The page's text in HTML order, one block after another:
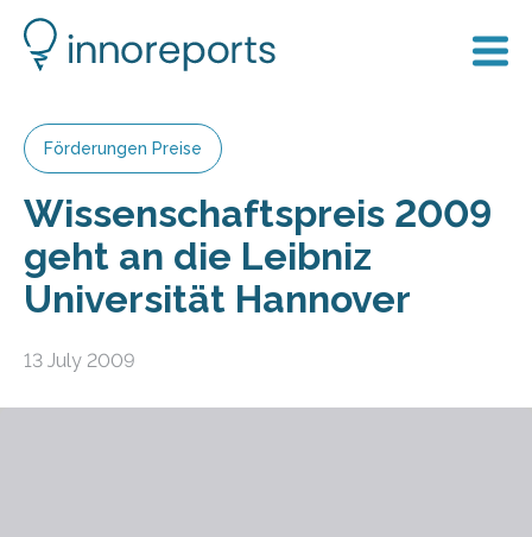
Förderungen Preise
Wissenschaftspreis 2009
geht an die Leibniz
Universität Hannover
13 July 2009